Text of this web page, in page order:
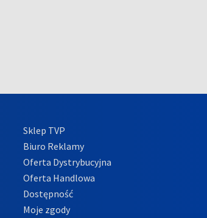
Sklep TVP
Biuro Reklamy
Oferta Dystrybucyjna
Oferta Handlowa
Dostępność
Moje zgody